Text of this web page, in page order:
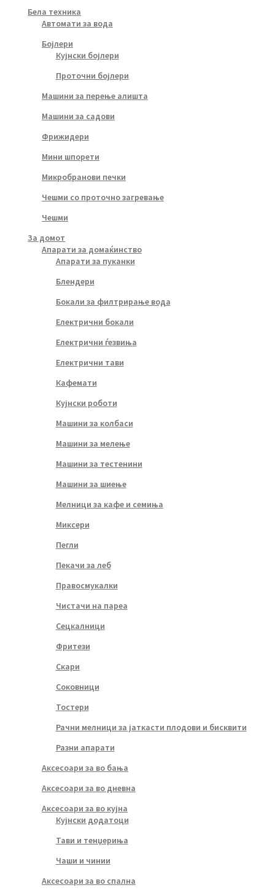
Бела техника
Автомати за вода
Бојлери
Кујнски бојлери
Проточни бојлери
Машини за перење алишта
Машини за садови
Фрижидери
Мини шпорети
Микробранови печки
Чешми со проточно загревање
Чешми
За домот
Апарати за домаќинство
Апарати за пуканки
Блендери
Бокали за филтрирање вода
Електрични бокали
Електрични ѓезвиња
Електрични тави
Кафемати
Кујнски роботи
Машини за колбаси
Машини за мелење
Машини за тестенини
Машини за шиење
Мелници за кафе и семиња
Миксери
Пегли
Пекачи за леб
Правосмукалки
Чистачи на пареа
Сецкалници
Фритези
Скари
Соковници
Тостери
Рачни мелници за јаткасти плодови и бисквити
Разни апарати
Аксесоари за во бања
Аксесоари за во дневна
Аксесоари за во кујна
Кујнски додатоци
Тави и тенџериња
Чаши и чинии
Аксесоари за во спална